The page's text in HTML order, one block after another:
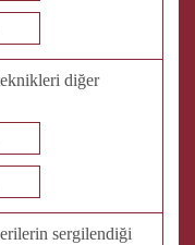
diğer
sergilendiği